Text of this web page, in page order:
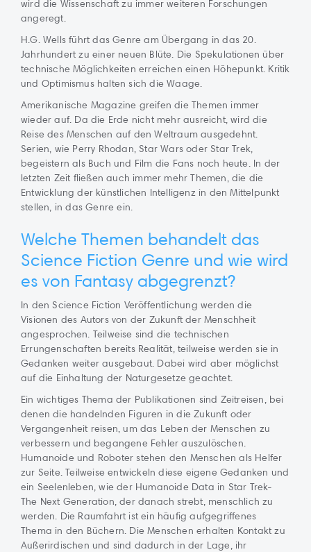
wird die Wissenschaft zu immer weiteren Forschungen
angeregt.
H.G. Wells führt das Genre am Übergang in das 20.
Jahrhundert zu einer neuen Blüte. Die Spekulationen über
technische Möglichkeiten erreichen einen Höhepunkt. Kritik
und Optimismus halten sich die Waage.
Amerikanische Magazine greifen die Themen immer
wieder auf. Da die Erde nicht mehr ausreicht, wird die
Reise des Menschen auf den Weltraum ausgedehnt.
Serien, wie Perry Rhodan, Star Wars oder Star Trek,
begeistern als Buch und Film die Fans noch heute. In der
letzten Zeit fließen auch immer mehr Themen, die die
Entwicklung der künstlichen Intelligenz in den Mittelpunkt
stellen, in das Genre ein.
Welche Themen behandelt das
Science Fiction Genre und wie wird
es von Fantasy abgegrenzt?
In den Science Fiction Veröffentlichung werden die
Visionen des Autors von der Zukunft der Menschheit
angesprochen. Teilweise sind die technischen
Errungenschaften bereits Realität, teilweise werden sie in
Gedanken weiter ausgebaut. Dabei wird aber möglichst
auf die Einhaltung der Naturgesetze geachtet.
Ein wichtiges Thema der Publikationen sind Zeitreisen, bei
denen die handelnden Figuren in die Zukunft oder
Vergangenheit reisen, um das Leben der Menschen zu
verbessern und begangene Fehler auszulöschen.
Humanoide und Roboter stehen den Menschen als Helfer
zur Seite. Teilweise entwickeln diese eigene Gedanken und
ein Seelenleben, wie der Humanoide Data in Star Trek-
The Next Generation, der danach strebt, menschlich zu
werden. Die Raumfahrt ist ein häufig aufgegriffenes
Thema in den Büchern. Die Menschen erhalten Kontakt zu
Außerirdischen und sind dadurch in der Lage, ihr